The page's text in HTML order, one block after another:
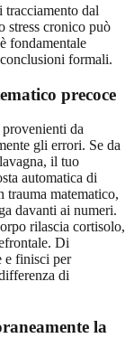
tracciamento dal
stress cronico può
fondamentale
formali.
precoce
da
gli errori. Se da
il tuo
automatica di
trauma matematico,
davanti ai numeri.
rilascia cortisolo,
Di
e finisci per
di
la